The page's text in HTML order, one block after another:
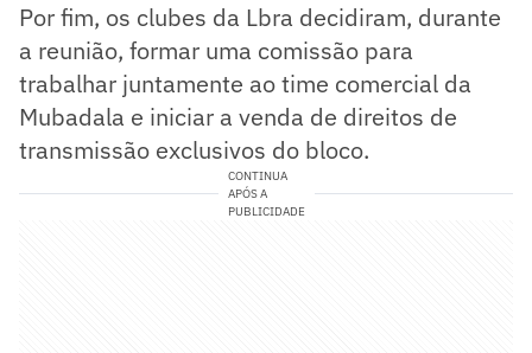
Por fim, os clubes da Lbra decidiram, durante
a reunião, formar uma comissão para
trabalhar juntamente ao time comercial da
Mubadala e iniciar a venda de direitos de
transmissão exclusivos do bloco.
CONTINUA
APÓS A
PUBLICIDADE